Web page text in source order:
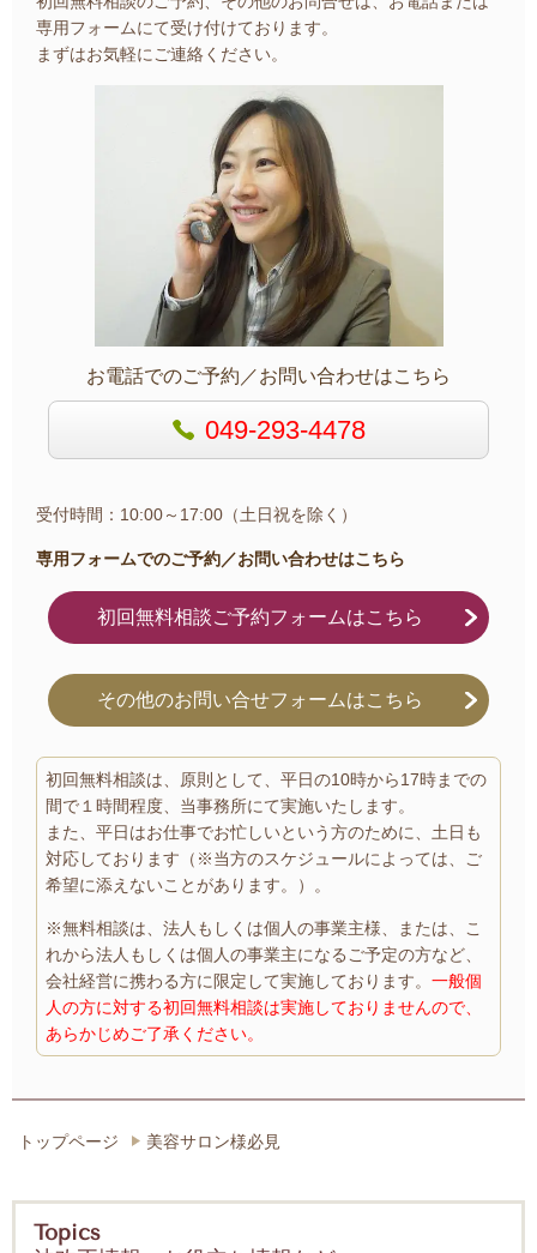
専用フォームにて受け付けております。
まずはお気軽にご連絡ください。
お電話でのご予約／お問い合わせはこちら
049-293-4478
受付時間：10:00～17:00（土日祝を除く）
専用フォームでのご予約／お問い合わせはこちら
初回無料相談ご予約フォームはこちら
その他のお問い合せフォームはこちら
初回無料相談は、原則として、平日の10時から17時までの
間で１時間程度、当事務所にて実施いたします。
また、平日はお仕事でお忙しいという方のために、土日も
対応しております（※当方のスケジュールによっては、ご
希望に添えないことがあります。）。
※無料相談は、法人もしくは個人の事業主様、または、こ
れから法人もしくは個人の事業主になるご予定の方など、
会社経営に携わる方に限定して実施しております。 一般個
人の方に対する初回無料相談は実施しておりませんので、
あらかじめご了承ください。
トップページ 美容サロン様必見
Topics